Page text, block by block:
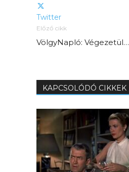
Twitter
Előző cikk
VölgyNapló: Végezetül…
KAPCSOLÓDÓ CIKKEK